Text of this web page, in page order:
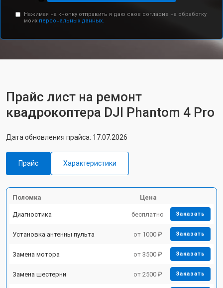
Нажимая на кнопку отправить я даю свое согласие на обработку
моих персональных данных.
Прайс лист на ремонт
квадрокоптера DJI Phantom 4 Pro
Дата обновления прайса: 17.07.2026
Прайс Характеристики
Поломка Цена
Диагностика бесплатно Заказать
Установка антенны пульта от 1000 ₽ Заказать
Замена мотора от 3500 ₽ Заказать
Замена шестерни от 2500 ₽ Заказать